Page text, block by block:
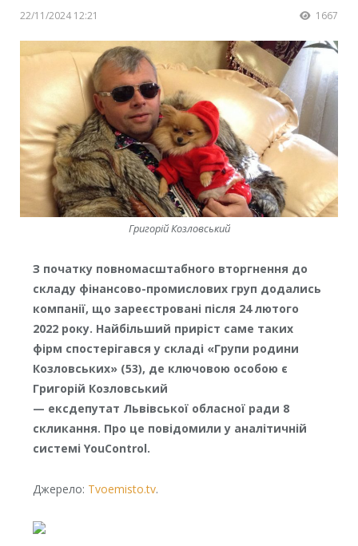
22/11/2024 12:21 1667
Григорій Козловський
З початку повномасштабного вторгнення до
складу фінансово-промислових груп додались
компанії, що зареєстровані після 24 лютого
2022 року. Найбільший приріст саме таких
фірм спостерігався у складі «Групи родини
Козловських» (53), де ключовою особою є
Григорій Козловський
— ексдепутат Львівської обласної ради 8
скликання. Про це повідомили у аналітичній
системі YouControl.
Джерело: Tvoemisto.tv.